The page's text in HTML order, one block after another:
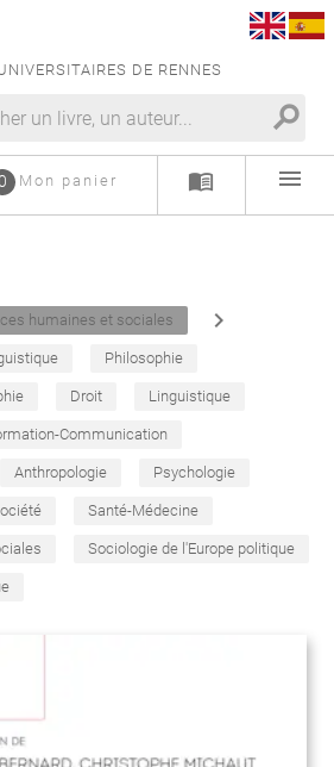
DE RENNES
search
Mon panier menu_book menu
humaines et sociales navigate_next
Philosophie
Droit Linguistique
Communication
Anthropologie Psychologie
Santé-Médecine
Sociologie de l'Europe politique